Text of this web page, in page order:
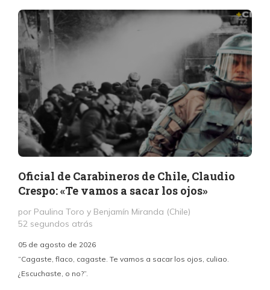
Oficial de Carabineros de Chile, Claudio
Crespo: «Te vamos a sacar los ojos»
por Paulina Toro y Benjamín Miranda (Chile)
52 segundos atrás
05 de agosto de 2026
“Cagaste, flaco, cagaste. Te vamos a sacar los ojos, culiao.
¿Escuchaste, o no?”.